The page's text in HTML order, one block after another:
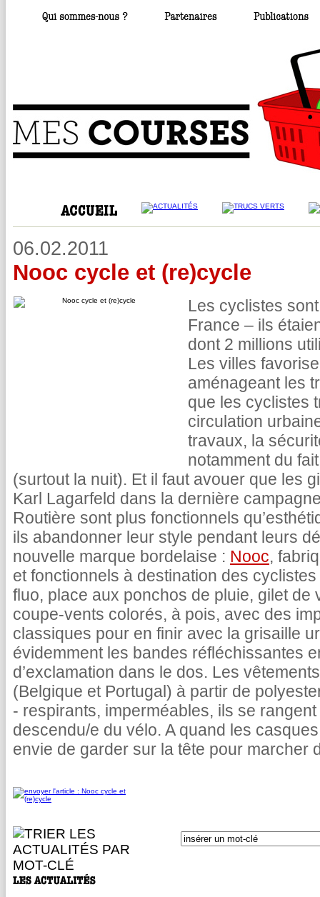
06.02.2011
Nooc cycle et (re)cycle
Les cyclistes
France – ils
dont 2 millions
Les villes
aménageant les
que les cyclistes
circulation
travaux, la
notamment du
(surtout la nuit). Et il faut avouer que les
Karl Lagarfeld dans la dernière
Routière sont plus fonctionnels
ils abandonner leur style pendant leurs
nouvelle marque bordelaise : Nooc,
et fonctionnels à destination des
fluo, place aux ponchos de pluie, gilet de
coupe-vents colorés, à pois, avec des
classiques pour en finir avec la grisaille
évidemment les bandes réfléchissantes
d’exclamation dans le dos. Les
(Belgique et Portugal) à partir de
- respirants, imperméables, ils se
descendu/e du vélo. A quand les
envie de garder sur la tête pour marcher